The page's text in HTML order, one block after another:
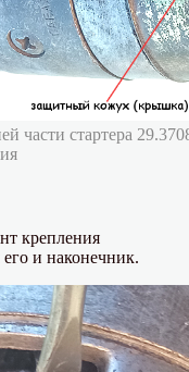
части стартера
крепления
и наконечник.